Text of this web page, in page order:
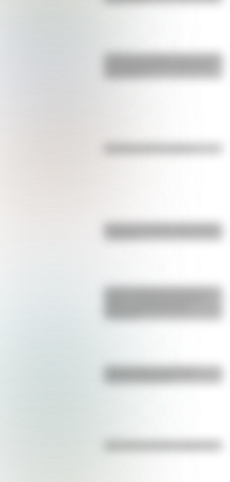
¿Sabías que Argentina tuvo la torre
Bandera de Ecuador para colorear
La gran hazaña del Cruce de los
Duda resuelta: ¿es el Truco